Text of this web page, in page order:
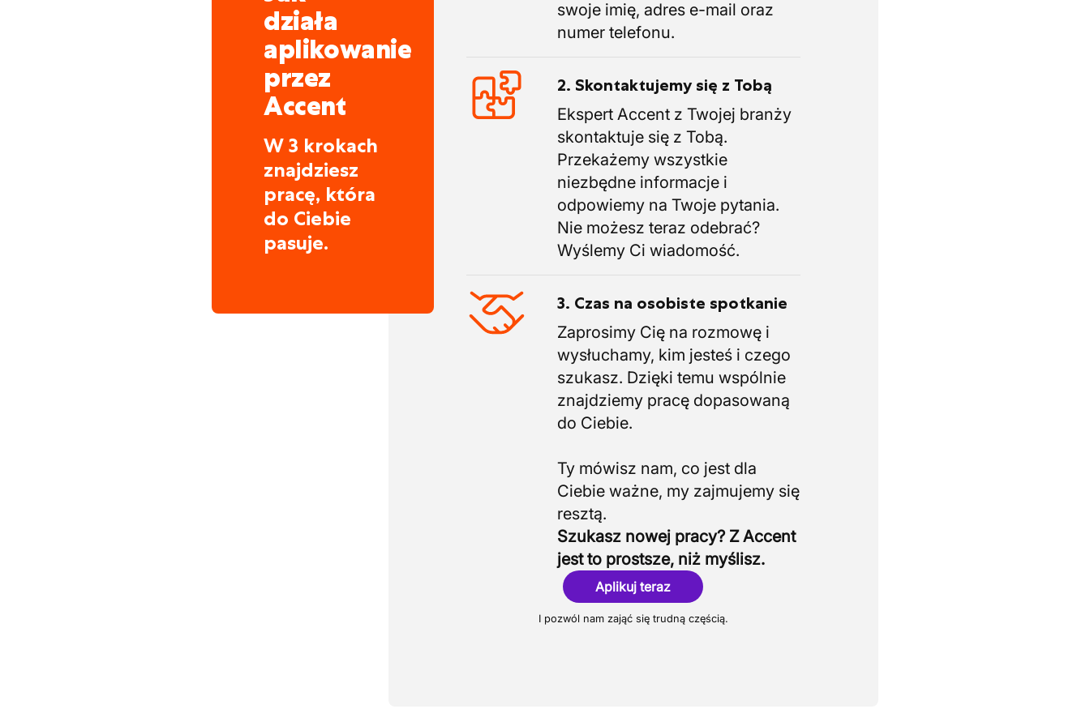
działa
aplikowanie
przez
Accent
W 3 krokach
znajdziesz
pracę, która
do Ciebie
pasuje.
swoje imię, adres e-mail oraz
numer telefonu.
2. Skontaktujemy się z Tobą
Ekspert Accent z Twojej branży
skontaktuje się z Tobą.
Przekażemy wszystkie
niezbędne informacje i
odpowiemy na Twoje pytania.
Nie możesz teraz odebrać?
Wyślemy Ci wiadomość.
3. Czas na osobiste spotkanie
Zaprosimy Cię na rozmowę i
wysłuchamy, kim jesteś i czego
szukasz. Dzięki temu wspólnie
znajdziemy pracę dopasowaną
do Ciebie.
Ty mówisz nam, co jest dla
Ciebie ważne, my zajmujemy się
Szukasz nowej pracy? Z Accent
jest to prostsze, niż myślisz.
Aplikuj teraz
I pozwól nam zająć się trudną częścią.